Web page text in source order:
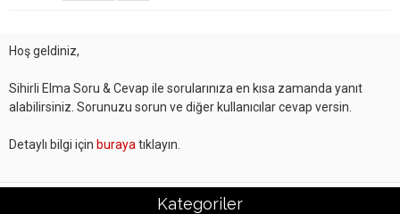
Hoş geldiniz,
Sihirli Elma Soru & Cevap ile sorularınıza en kısa zamanda yanıt
alabilirsiniz. Sorunuzu sorun ve diğer kullanıcılar cevap versin.
Detaylı bilgi için buraya tıklayın.
Kategoriler